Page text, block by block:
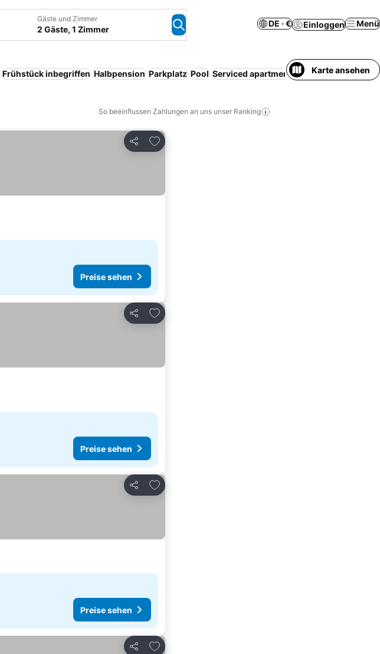
Gäste und Zimmer
2 Gäste, 1 Zimmer
DE · € Einloggen Menü
Frühstück inbegriffen Halbpension Parkplatz Pool Serviced apartment ResortKarte ansehen
So beeinflussen Zahlungen an uns unser Ranking
Teilen
Zu Favoriten hinzufügen
Preise sehen
Teilen
Zu Favoriten hinzufügen
Preise sehen
Teilen
Zu Favoriten hinzufügen
Preise sehen
Teilen
Zu Favoriten hinzufügen